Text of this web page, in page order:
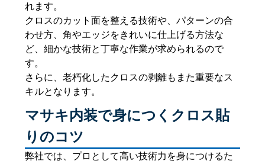
れます。
クロスのカット面を整える技術や、パターンの合
わせ方、角やエッジをきれいに仕上げる方法な
ど、細かな技術と丁寧な作業が求められるので
す。
さらに、老朽化したクロスの剥離もまた重要なス
キルとなります。
マサキ内装で身につくクロス貼
りのコツ
弊社では、プロとして高い技術力を身につけるた